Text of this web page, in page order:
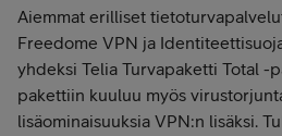
Aiemmat erilliset
Freedome VPN ja
yhdeksi Telia Turvapaketti Total -
pakettiin kuuluu myös
lisäominaisuuksia VPN:n lisäksi.